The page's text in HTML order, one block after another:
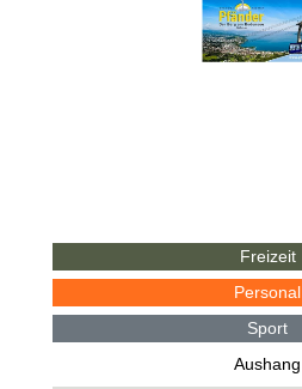
Freizeit
Personal
Sport
Aushang